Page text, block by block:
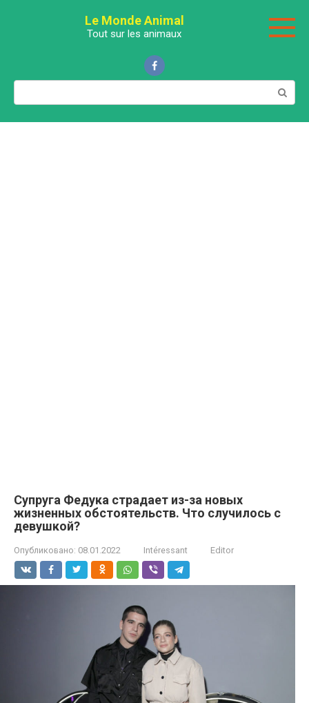
Le Monde Animal
Tout sur les animaux
Поиск:
Супруга Федука страдает из-за новых
жизненных обстоятельств. Что случилось с
девушкой?
Опубликовано: 08.01.2022 Intéressant Editor